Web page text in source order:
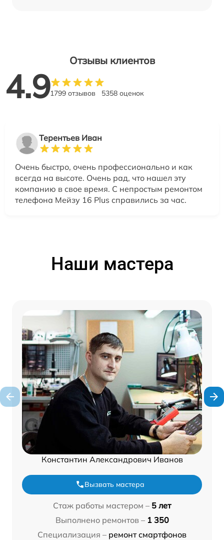
Отзывы клиентов
4.91799 отзывов 5358 оценок
Терентьев Иван
Очень быстро, очень профессионально и как
всегда на высоте. Очень рад, что нашел эту
компанию в свое время. С непростым ремонтом
телефона Мейзу 16 Plus справились за час.
Наши мастера
Константин Александрович Иванов
Вызвать мастера
Стаж работы мастером – 5 лет
Выполнено ремонтов – 1 350
Специализация – ремонт смартфонов